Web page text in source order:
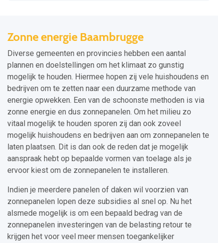
Zonne energie Baambrugge
Diverse gemeenten en provincies hebben een aantal
plannen en doelstellingen om het klimaat zo gunstig
mogelijk te houden. Hiermee hopen zij vele huishoudens en
bedrijven om te zetten naar een duurzame methode van
energie opwekken. Een van de schoonste methoden is via
zonne energie en dus zonnepanelen. Om het milieu zo
vitaal mogelijk te houden sporen zij dan ook zoveel
mogelijk huishoudens en bedrijven aan om zonnepanelen te
laten plaatsen. Dit is dan ook de reden dat je mogelijk
aanspraak hebt op bepaalde vormen van toelage als je
ervoor kiest om de zonnepanelen te installeren.
Indien je meerdere panelen of daken wil voorzien van
zonnepanelen lopen deze subsidies al snel op. Nu het
alsmede mogelijk is om een bepaald bedrag van de
zonnepanelen investeringen van de belasting retour te
krijgen het voor veel meer mensen toegankelijker